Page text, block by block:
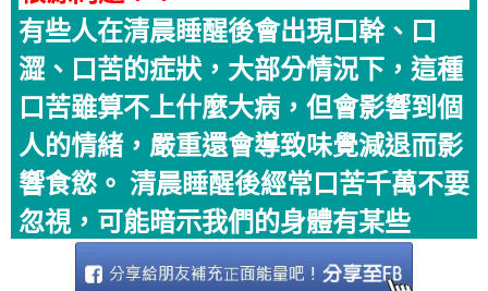
有些人在清晨睡醒後會出現口幹、口
澀、口苦的症狀，大部分情況下，這種
口苦雖算不上什麼大病，但會影響到個
人的情緒，嚴重還會導致味覺減退而影
響食慾。 清晨睡醒後經常口苦千萬不要
忽視，可能暗示我們的身體有某些